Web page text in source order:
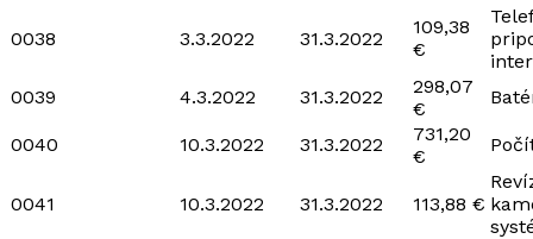
0038 3.3.2022 31.3.2022
109,38
€
0039
4.3.2022 31.3.2022
298,07
€
0040 10.3.2022 31.3.2022
731,20
€
0041 10.3.2022 31.3.2022 113,88 €